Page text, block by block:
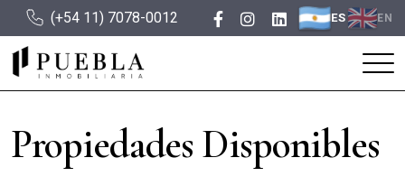
(+54 11) 7078-0012 ES EN
Propiedades Disponibles